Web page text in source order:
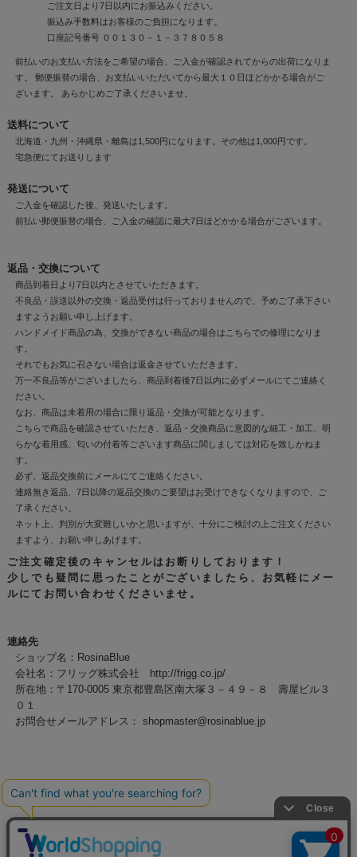
ご注文日より7日以内にお振込みください。
振込み手数料はお客様のご負担になります。
口座記号番号 ００１３０－１－３７８０５８
前払いのお支払い方法をご希望の場合、ご入金が確認されてからの出荷になりま
す。 郵便振替の場合、お支払いいただいてから最大１０日ほどかかる場合がご
ざいます。 あらかじめご了承くださいませ。
送料について
北海道・九州・沖縄県・離島は1,500円になります。その他は1,000円です。
宅急便にてお送りします
発送について
ご入金を確認した後、発送いたします。
前払い郵便振替の場合、ご入金の確認に最大7日ほどかかる場合がございます。
返品・交換について
商品到着日より7日以内とさせていただきます。
不良品・誤送以外の交換・返品受付は行っておりませんので、予めご了承下さい
ますようお願い申し上げます。
ハンドメイド商品の為、交換ができない商品の場合はこちらでの修理になりま
す。
それでもお気に召さない場合は返金させていただきます。
万一不良品等がございましたら、商品到着後7日以内に必ずメールにてご連絡く
ださい。
なお、商品は未着用の場合に限り返品・交換が可能となります。
こちらで商品を確認させていただき、返品・交換商品に意図的な細工・加工、明
らかな着用感、匂いの付着等ございます商品に関しましては対応を致しかねま
す。
必ず、返品交換前にメールにてご連絡ください。
連絡無き返品、7日以降の返品交換のご要望はお受けできなくなりますので、ご
了承ください。
ネット上、判別が大変難しいかと思いますが、十分にご検討の上ご注文ください
ますよう、お願い申しあげます。
ご注文確定後のキャンセルはお断りしております！
少しでも疑問に思ったことがございましたら、お気軽にメー
ルにてお問い合わせくださいませ。
連絡先
ショップ名：RosinaBlue
会社名：フリッグ株式会社 http://frigg.co.jp/
所在地：〒170-0005 東京都豊島区南大塚３－４９－８ 壽屋ビル３
０１
お問合せメールアドレス： shopmaster@rosinablue.jp